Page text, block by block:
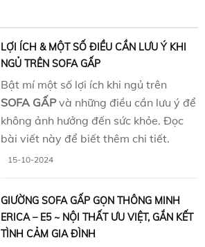
LỢI ÍCH & MỘT SỐ ĐIỀU CẦN LƯU Ý KHI
NGỦ TRÊN SOFA GẤP
Bật mí một số lợi ích khi ngủ trên
SOFA GẤPvà những điều cần lưu ý để
không ảnh hưởng đến sức khỏe. Đọc
bài viết này để biết thêm chi tiết.
15-10-2024
GIƯỜNG SOFA GẤP GỌN THÔNG MINH
ERICA – E5 ~ NỘI THẤT ƯU VIỆT, GẮN KẾT
TÌNH CẢM GIA ĐÌNH